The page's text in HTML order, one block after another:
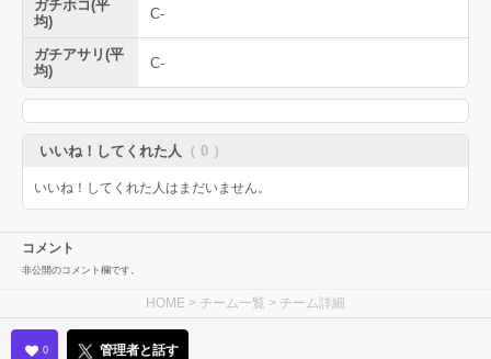
ガチホコ(平
均)
C-
ガチアサリ(平
均)
C-
いいね！してくれた人 （ 0 ）
いいね！してくれた人はまだいません。
コメント
非公開のコメント欄です。
HOME > チーム一覧 > チーム詳細
0 管理者と話す